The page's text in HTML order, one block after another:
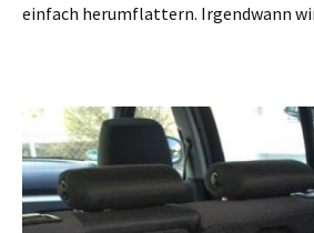
einfach herumflattern. Irgendwann